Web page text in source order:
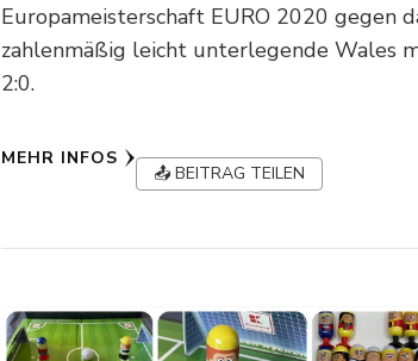
Europameisterschaft EURO 2020 gegen
zahlenmäßig leicht unterlegende Wales
2:0.
MEHR INFOS
📤 BEITRAG TEILEN